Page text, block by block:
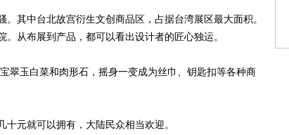
其中台北故宫衍生文创商品区，占据台湾展区最大面积。
从布展到产品，都可以看出设计者的匠心独运。
玉白菜和肉形石，摇身一变成为丝巾、钥匙扣等各种商
元就可以拥有，大陆民众相当欢迎。